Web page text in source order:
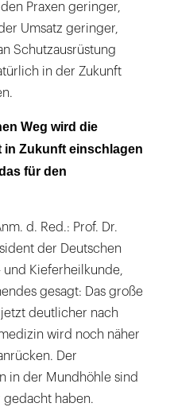
Praxen geringer,
Umsatz geringer,
Schutzausrüstung
in der Zukunft
Weg wird die
in Zukunft einschlagen
für den
d. Red.: Prof. Dr.
der Deutschen
Kieferheilkunde,
gesagt: Das große
deutlicher nach
wird noch näher
Der
in der Mundhöhle sind
gedacht haben.